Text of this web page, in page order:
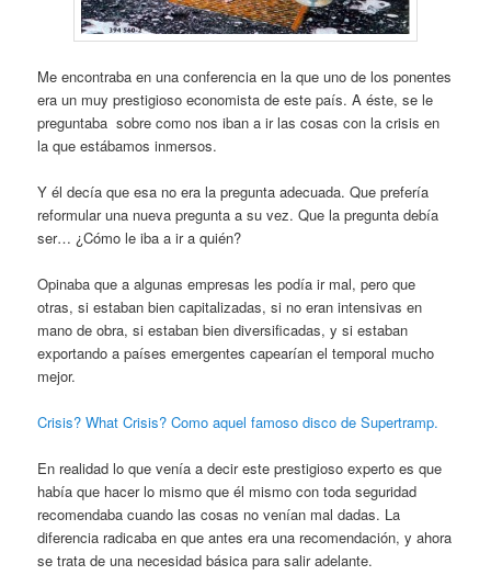
Me encontraba en una conferencia en la que uno de los ponentes
era un muy prestigioso economista de este país. A éste, se le
preguntaba sobre como nos iban a ir las cosas con la crisis en
la que estábamos inmersos.
Y él decía que esa no era la pregunta adecuada. Que prefería
reformular una nueva pregunta a su vez. Que la pregunta debía
ser… ¿Cómo le iba a ir a quién?
Opinaba que a algunas empresas les podía ir mal, pero que
otras, si estaban bien capitalizadas, si no eran intensivas en
mano de obra, si estaban bien diversificadas, y si estaban
exportando a países emergentes capearían el temporal mucho
mejor.
Crisis? What Crisis? Como aquel famoso disco de Supertramp.
En realidad lo que venía a decir este prestigioso experto es que
había que hacer lo mismo que él mismo con toda seguridad
recomendaba cuando las cosas no venían mal dadas. La
diferencia radicaba en que antes era una recomendación, y ahora
se trata de una necesidad básica para salir adelante.